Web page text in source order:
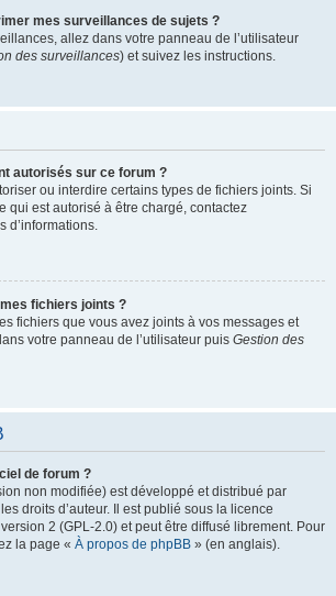
mes surveillances de sujets ?
allez dans votre panneau de l’utilisateur
des surveillances) et suivez les instructions.
autorisés sur ce forum ?
ou interdire certains types de fichiers joints. Si
qui est autorisé à être chargé, contactez
d’informations.
fichiers joints ?
fichiers que vous avez joints à vos messages et
votre panneau de l’utilisateur puis Gestion des
de forum ?
non modifiée) est développé et distribué par
droits d’auteur. Il est publié sous la licence
2 (GPL-2.0) et peut être diffusé librement. Pour
la page « À propos de phpBB » (en anglais).